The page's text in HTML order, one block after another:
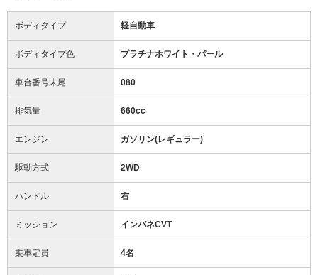
ボディタイプ 軽自動車
ボディタイプ色 プラチナホワイト・パール
車台番号末尾 080
排気量 660cc
エンジン ガソリン(レギュラー)
駆動方式 2WD
ハンドル 右
ミッション インパネCVT
乗車定員 4名